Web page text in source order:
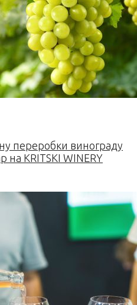
переробки винограду
на KRITSKI WINERY